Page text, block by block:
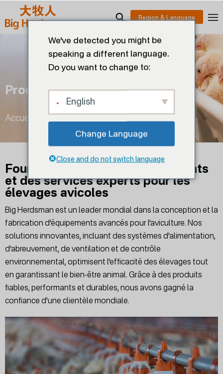
Production De Volaille
Accueil Production de volaille
Fournir des équipements innovants
et des services experts pour les
élevages avicoles
Big Herdsman est un leader mondial dans la conception et la
fabrication d'équipements avancés pour l'aviculture. Nos
solutions innovantes, incluant des systèmes d'alimentation,
d'abreuvement, de ventilation et de contrôle
environnemental, optimisent l'efficacité des élevages tout
en garantissant le bien-être animal. Grâce à des produits
fiables, performants et durables, nous avons gagné la
confiance d'une clientèle mondiale.
We've detected you might be
speaking a different language.
Do you want to change to:
English
Change Language
Close and do not switch language